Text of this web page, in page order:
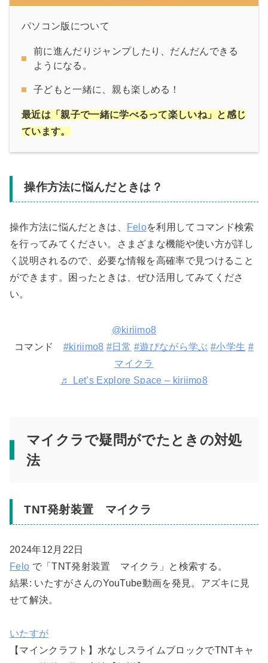
パソコン版について
前に進んだりジャンプしたり、だんだんできる
ようになる。
子どもと一緒に、親も楽しめる！
最近は「親子で一緒に学べるって楽しいね」と感じ
ています。
操作方法に悩んだときは？
操作方法に悩んだときは、 Feloを利用してコマンド検索
を行ってみてください。さまざまな機能や使い方が詳し
く説明されるので、必要な情報を高確率で見つけること
ができます。困ったときは、ぜひ活用してみてくださ
い。
@kiriimo8
コマンド #kiriimo8 #日常 #遊びながら学ぶ #小学生 #
マイクラ
♬ Let’s Explore Space – kiriimo8
マイクラで疑問がでたときの対処
法
TNT発射装置 マイクラ
2024年12月22日
Felo で「TNT発射装置 マイクラ」と検索する。
結果: いたすがさんのYouTube動画を発見。アズキに見
せて解決。
いたすが
【マインクラフト】水なしスライムブロックでTNTキャ